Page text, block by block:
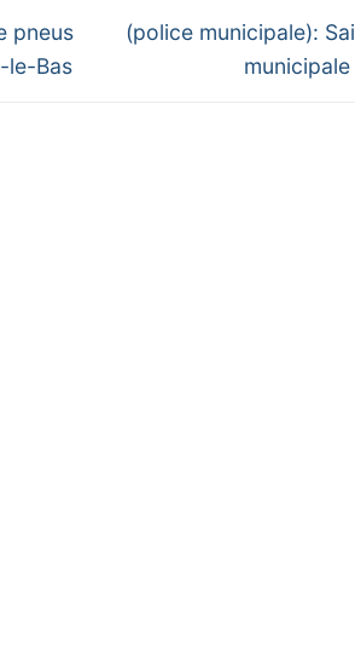
pneus
le-Bas
Next
(police municipale):